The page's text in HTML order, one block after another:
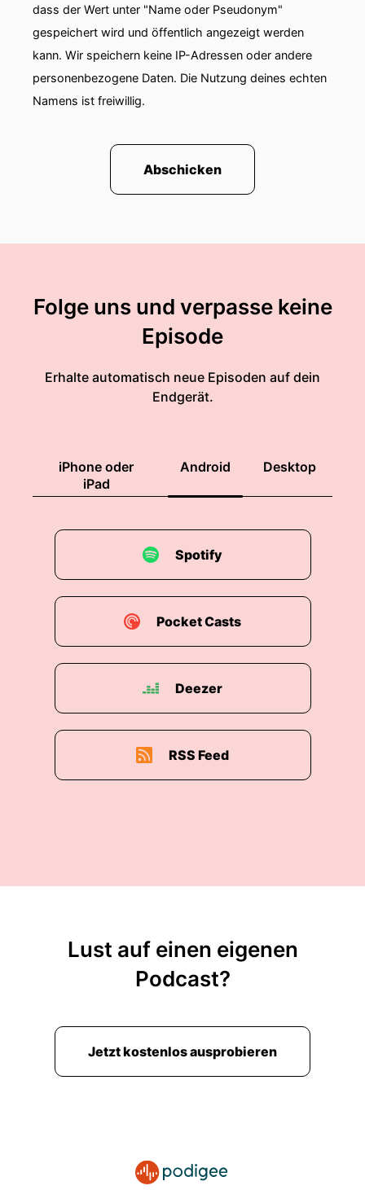
dass der Wert unter "Name oder Pseudonym"
gespeichert wird und öffentlich angezeigt werden
kann. Wir speichern keine IP-Adressen oder andere
personenbezogene Daten. Die Nutzung deines echten
Namens ist freiwillig.
Abschicken
Folge uns und verpasse keine
Episode
Erhalte automatisch neue Episoden auf dein
Endgerät.
iPhone oder
iPad
Android Desktop
Spotify
Pocket Casts
Deezer
RSS Feed
Lust auf einen eigenen
Podcast?
Jetzt kostenlos ausprobieren